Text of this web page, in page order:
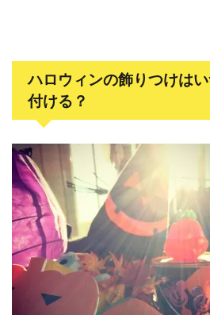
ハロウィンの飾りつけは
付ける？